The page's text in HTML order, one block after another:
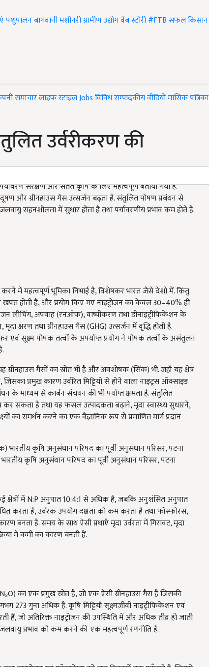
पशुपालनबागवानीमशीनरीग्रामीण उद्योगवेब स्टोरी#FTBसफल किसान
समाचारलाइफ स्टाइलJobsविविधसम्पादकीयवीडियोमासिक पत्रिका
उर्वरीकरण की
संरक्षण और सतत कृषि के लिए महत्वपूर्ण बताया गया है.
और ग्रीनहाउस गैस उत्सर्जन बढ़ता है. संतुलित पोषण प्रबंधन से
सहनशीलता में सुधार होता है तथा पर्यावरणीय प्रभाव कम होते हैं.
करने में महत्वपूर्ण भूमिका निभाई है, विशेषकर भारत जैसे देशों में. किंतु
होती है, और प्रयोग किए गए नाइट्रोजन का केवल 30–40% ही
लीचिंग, अपवाह (रनऑफ), वाष्पीकरण तथा डीनाइट्रीफिकेशन के
क्षरण तथा ग्रीनहाउस गैस (GHG) उत्सर्जन में वृद्धि होती है.
एवं सूक्ष्म पोषक तत्वों के अपर्याप्त प्रयोग ने पोषक तत्वों के असंतुलन
गैसों का स्रोत भी है और अवशोषक (सिंक) भी. जहाँ यह क्षेत्र
प्रमुख कारण उर्वरित मिट्टियों से होने वाला नाइट्रस ऑक्साइड
के माध्यम से कार्बन संचयन की भी पर्याप्त क्षमता है. संतुलित
सकता है तथा यह फसल उत्पादकता बढ़ाने, मृदा स्वास्थ्य सुधारने,
का समर्थन करने का एक वैज्ञानिक रूप से प्रमाणित मार्ग प्रदान
कृषि अनुसंधान परिषद का पूर्वी अनुसंधान परिसर, पटना
क्षेत्रों में N:P अनुपात 10:4:1 से अधिक है, जबकि अनुशंसित अनुपात
करता है, उर्वरक उपयोग दक्षता को कम करता है तथा फॉस्फोरस,
बनता है. समय के साथ ऐसी प्रथाएँ मृदा उर्वरता में गिरावट, मृदा
में कमी का कारण बनती हैं.
का एक प्रमुख स्रोत है, जो एक ऐसी ग्रीनहाउस गैस है जिसकी
273 गुना अधिक है. कृषि मिट्टियाँ सूक्ष्मजीवी नाइट्रीफिकेशन एवं
हैं, जो अतिरिक्त नाइट्रोजन की उपस्थिति में और अधिक तीव्र हो जाती
प्रभाव को कम करने की एक महत्वपूर्ण रणनीति है.